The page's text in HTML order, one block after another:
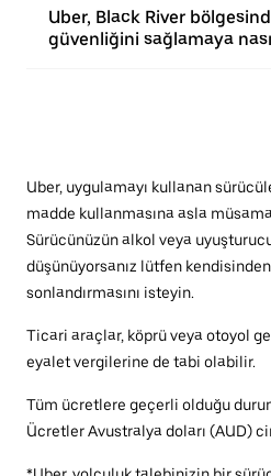
Uber, Black River
güvenliğini sağlamaya
Uber, uygulamayı kullanan
madde kullanmasına asla
Sürücünüzün alkol veya
düşünüyorsanız lütfen
sonlandırmasını isteyin.
Ticari araçlar, köprü veya otoyol
eyalet vergilerine de tabi olabilir.
Tüm ücretlere geçerli olduğu
Ücretler Avustralya doları (AUD)